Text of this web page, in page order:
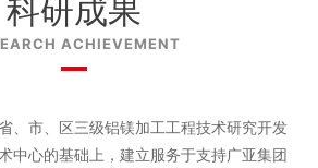
科研成果
ACHIEVEMENT
、市、区三级铝镁加工工程技术研究开发
中心的基础上，建立服务于支持广亚集团